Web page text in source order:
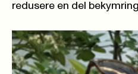
redusere en del